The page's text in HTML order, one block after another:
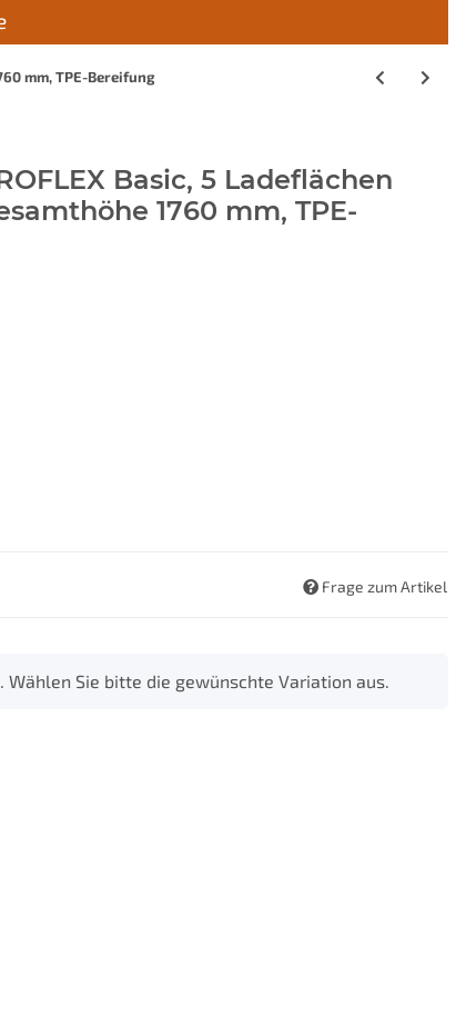
mm, TPE-Bereifung
Basic, 5 Ladeflächen
1760 mm, TPE-
Frage zum Artikel
Sie bitte die gewünschte Variation aus.